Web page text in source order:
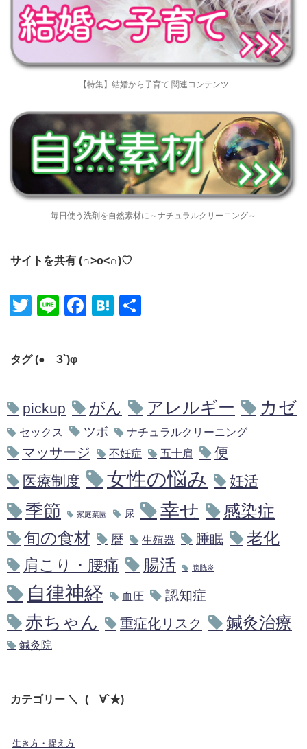
【特集】結婚から子育て 関連コンテンツ
毎日使う洗剤を自然素材に～ナチュラルクリーニング～
サイトを共有 (∩˃o˂∩)♡
Twitter Line FacebookHatena
タグ (●´З`)φ
pickup がん アレルギー カゼ
セックス ツボ ナチュラルクリーニング
マッサージ 不妊症 五十肩 便
医療制度 女性の悩み 妊活
季節 家庭菜園 尿 幸せ 感染症
旬の食材 暦 生殖器 睡眠 老化
肩こり・腰痛 腸活 膀胱炎
自律神経 血圧 認知症
赤ちゃん 重症化リスク 鍼灸治療
鍼灸院
カテゴリー ＼_(´∀`★)
生き方・捉え方